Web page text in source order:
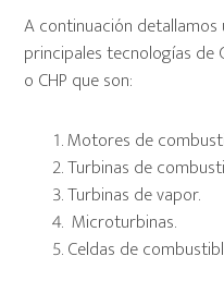
A continuación
principales tecnologías de
o CHP que son:
Motores de
Turbinas de
Turbinas de vapor.
Microturbinas.
Celdas de